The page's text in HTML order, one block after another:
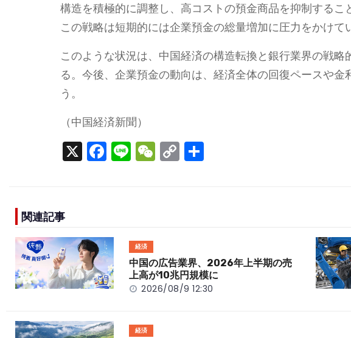
構造を積極的に調整し、高コストの預金商品を抑制するこ
この戦略は短期的には企業預金の総量増加に圧力をかけて
このような状況は、中国経済の構造転換と銀行業界の戦略
る。今後、企業預金の動向は、経済全体の回復ペースや
う。
（中国経済新聞）
X F
a
o
o
k
Li
n
W
e
C
o
k
関連記事
経済
中国の広告業界、2026年上半期の売
上高が10兆円規模に
2026/08/9 12:30
経済